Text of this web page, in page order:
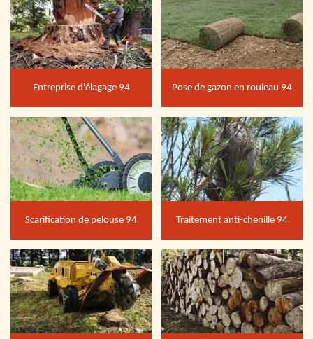
Entreprise d'élagage 94 Pose de gazon en rouleau 94
Scarification de pelouse 94 Traitement anti-chenille 94